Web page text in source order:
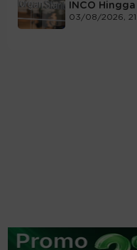
INCO
03/08/2026,